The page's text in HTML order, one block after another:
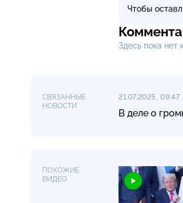
Чтобы
Здесь пока
СВЯЗАННЫЕ
НОВОСТИ
21.07.2025, 09:47
В деле о
ПОХОЖИЕ
ВИДЕО